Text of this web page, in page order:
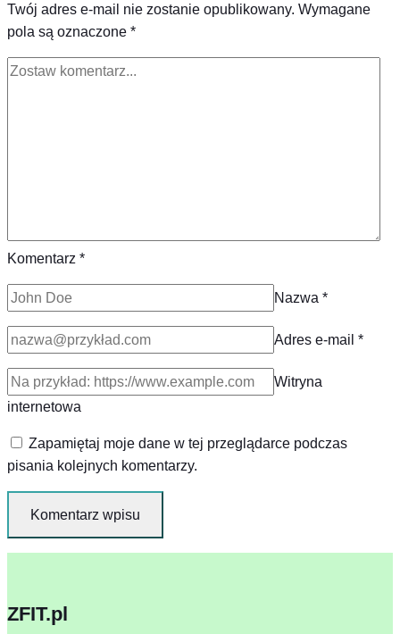
Twój adres e-mail nie zostanie opublikowany. Wymagane
pola są oznaczone *
Komentarz *
Nazwa *
Adres e-mail *
Witryna
internetowa
Zapamiętaj moje dane w tej przeglądarce podczas
pisania kolejnych komentarzy.
ZFIT.pl